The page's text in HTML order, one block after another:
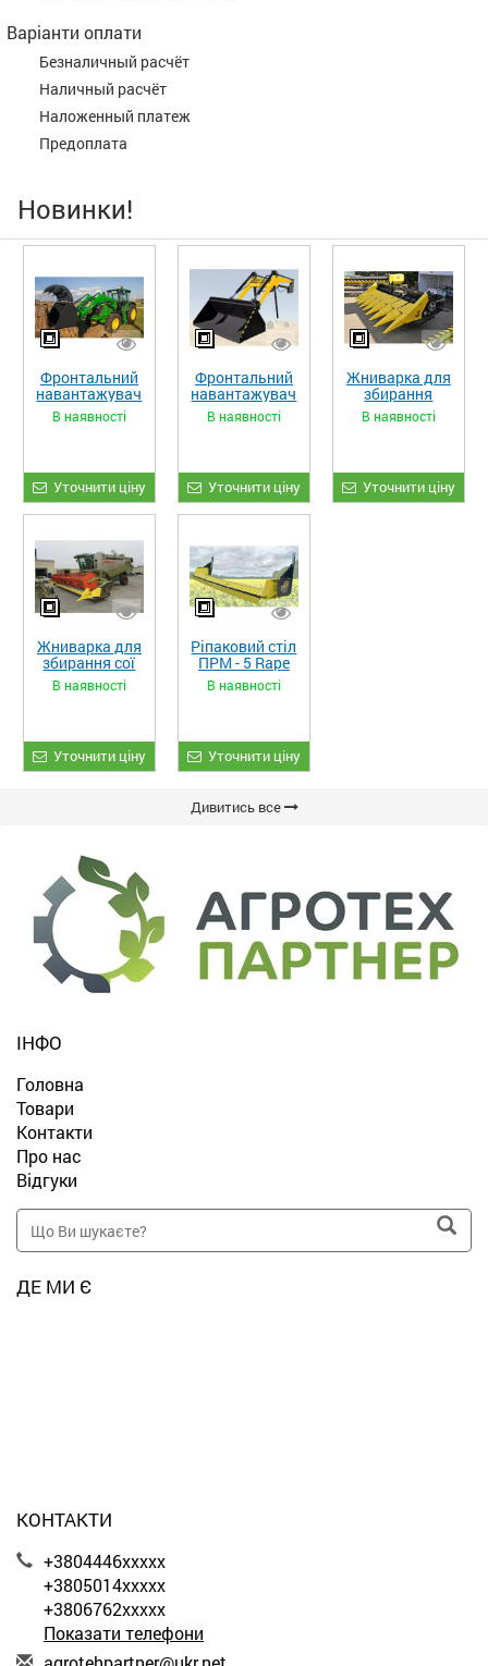
Варіанти оплати
Безналичный расчёт
Наличный расчёт
Наложенный платеж
Предоплата
Новинки!
Фронтальний
навантажувач
«STRONG XL»
В наявності
Уточнити ціну
Фронтальний
навантажувач
«STRONG»
В наявності
Уточнити ціну
Жниварка для
збирання
кукурудзи
ЖКИ-870
В наявності
Уточнити ціну
Жниварка для
збирання сої
та гороху
«ETTARO»
В наявності
Уточнити ціну
Ріпаковий стіл
ПРМ - 5 Rape
Fiore
В наявності
Уточнити ціну
Дивитись все
ІНФО
Головна
Товари
Контакти
Про нас
Відгуки
ДЕ МИ Є
КОНТАКТИ
+3804446xxxxx
+3805014xxxxx
+3806762xxxxx
Показати телефони